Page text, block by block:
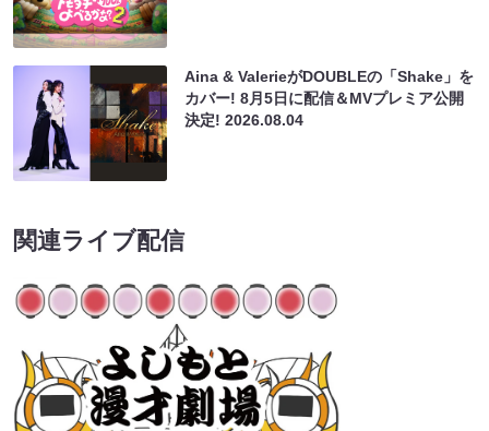
Aina & ValerieがDOUBLEの「Shake」を
カバー! 8月5日に配信＆MVプレミア公開
決定!2026.08.04
関連ライブ配信